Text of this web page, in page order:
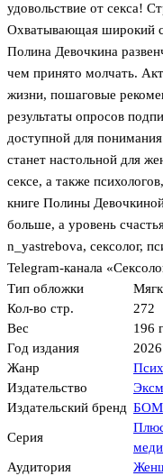
удовольствие от секса!
Охватывающая широкий
Полина Девочкина
чем принято молчать.
жизни, пошаговые
результаты опросов
доступной для
станет настольной для
сексе, а также
книге Полины
больше, а уровень
n_yastrebova, сексолог,
Telegram-канала
Тип обложки
Кол-во стр.
272
Вес
196 г
Год издания
2026
Жанр
Издательство
Издательский бренд
Серия
Аудитория